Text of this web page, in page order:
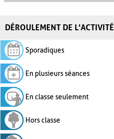
DÉROULEMENT DE L'ACTIVITÉ
Sporadiques
En plusieurs séances
En classe seulement
Hors classe